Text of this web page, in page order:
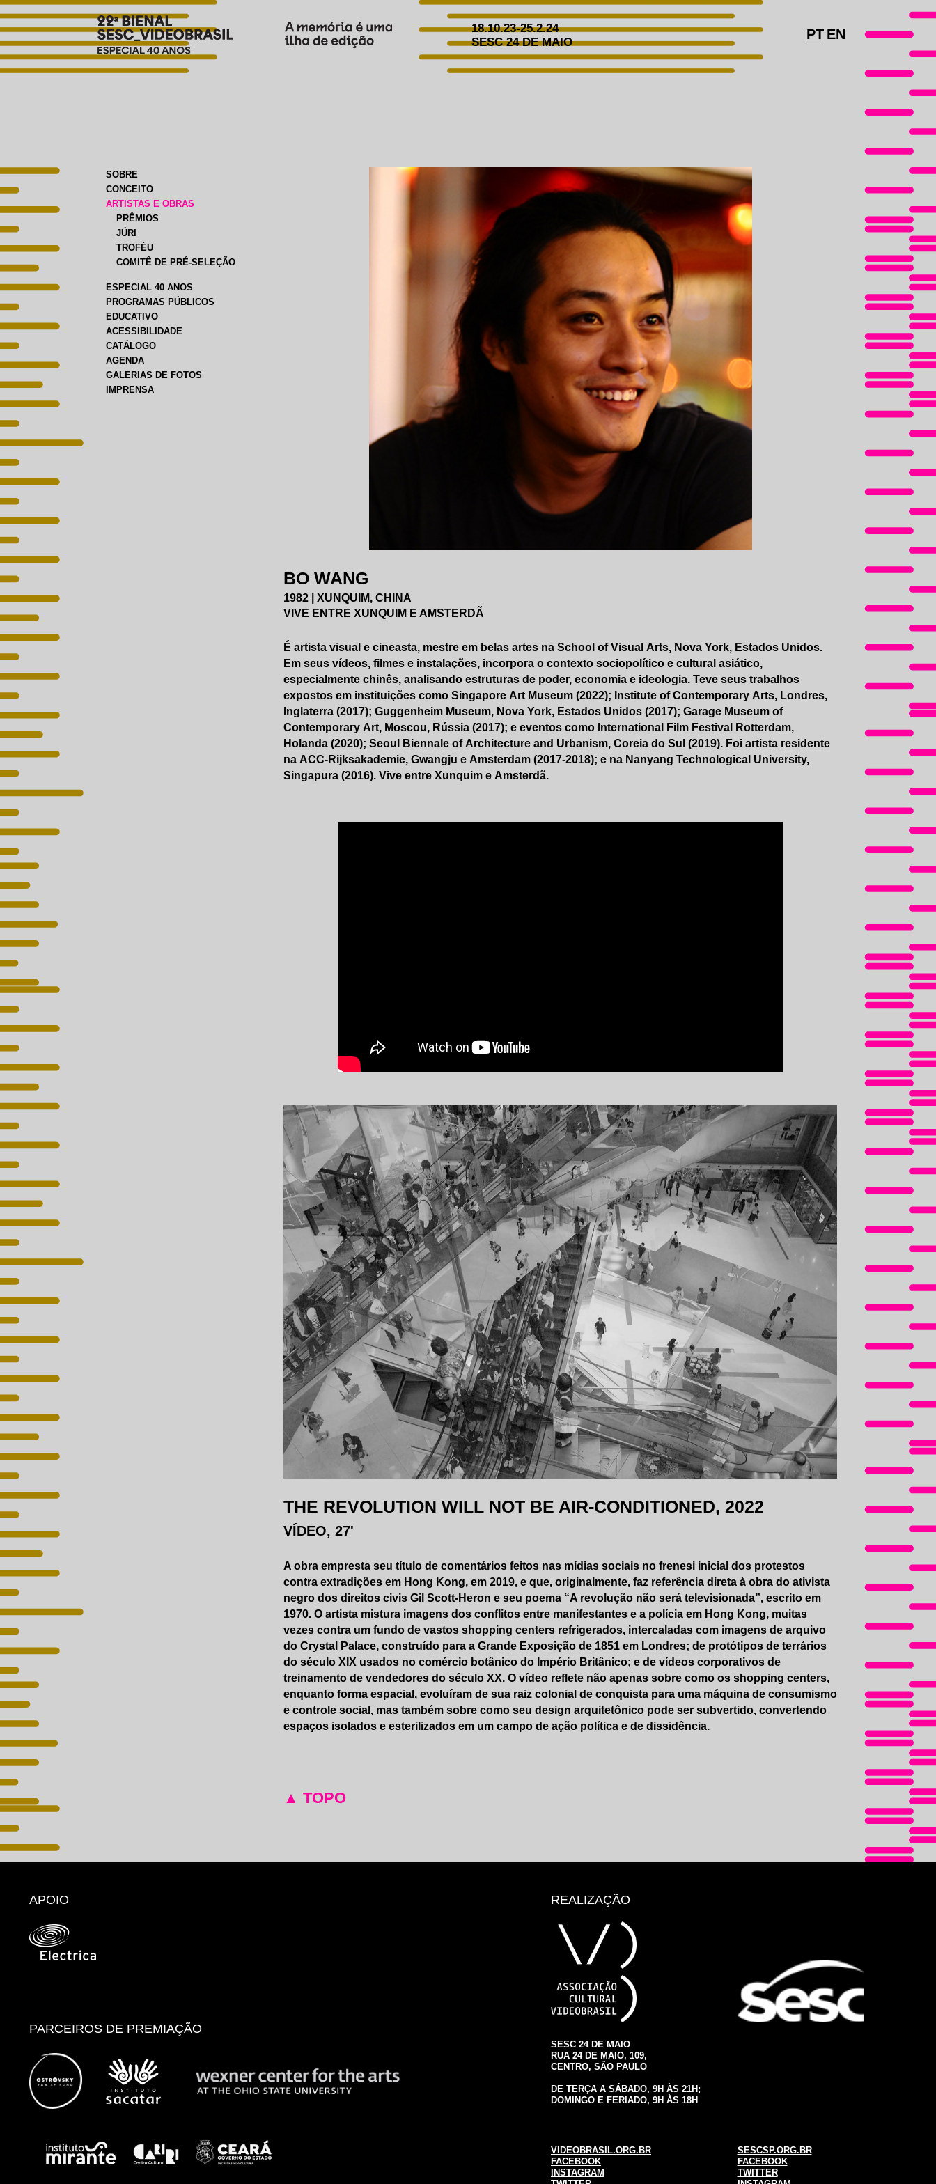
18.10.23-25.2.24
SESC 24 DE MAIO
PT EN
SOBRE
CONCEITO
ARTISTAS E OBRAS
PRÊMIOS
JÚRI
TROFÉU
COMITÊ DE PRÉ-SELEÇÃO
ESPECIAL 40 ANOS
PROGRAMAS PÚBLICOS
EDUCATIVO
ACESSIBILIDADE
CATÁLOGO
AGENDA
GALERIAS DE FOTOS
IMPRENSA
BO WANG
1982 | XUNQUIM, CHINA
VIVE ENTRE XUNQUIM E AMSTERDÃ
É artista visual e cineasta, mestre em belas artes na School of Visual Arts, Nova York, Estados Unidos.
Em seus vídeos, filmes e instalações, incorpora o contexto sociopolítico e cultural asiático,
especialmente chinês, analisando estruturas de poder, economia e ideologia. Teve seus trabalhos
expostos em instituições como Singapore Art Museum (2022); Institute of Contemporary Arts, Londres,
Inglaterra (2017); Guggenheim Museum, Nova York, Estados Unidos (2017); Garage Museum of
Contemporary Art, Moscou, Rússia (2017); e eventos como International Film Festival Rotterdam,
Holanda (2020); Seoul Biennale of Architecture and Urbanism, Coreia do Sul (2019). Foi artista residente
na ACC-Rijksakademie, Gwangju e Amsterdam (2017-2018); e na Nanyang Technological University,
Singapura (2016). Vive entre Xunquim e Amsterdã.
THE REVOLUTION WILL NOT BE AIR-CONDITIONED, 2022
VÍDEO, 27'
A obra empresta seu título de comentários feitos nas mídias sociais no frenesi inicial dos protestos
contra extradições em Hong Kong, em 2019, e que, originalmente, faz referência direta à obra do ativista
negro dos direitos civis Gil Scott-Heron e seu poema “A revolução não será televisionada”, escrito em
1970. O artista mistura imagens dos conflitos entre manifestantes e a polícia em Hong Kong, muitas
vezes contra um fundo de vastos shopping centers refrigerados, intercaladas com imagens de arquivo
do Crystal Palace, construído para a Grande Exposição de 1851 em Londres; de protótipos de terrários
do século XIX usados no comércio botânico do Império Britânico; e de vídeos corporativos de
treinamento de vendedores do século XX. O vídeo reflete não apenas sobre como os shopping centers,
enquanto forma espacial, evoluíram de sua raiz colonial de conquista para uma máquina de consumismo
e controle social, mas também sobre como seu design arquitetônico pode ser subvertido, convertendo
espaços isolados e esterilizados em um campo de ação política e de dissidência.
▲ TOPO
APOIO
PARCEIROS DE PREMIAÇÃO
REALIZAÇÃO
SESC 24 DE MAIO
RUA 24 DE MAIO, 109,
CENTRO, SÃO PAULO
DE TERÇA A SÁBADO, 9H ÀS 21H;
DOMINGO E FERIADO, 9H ÀS 18H
VIDEOBRASIL.ORG.BR
FACEBOOK
INSTAGRAM
SESCSP.ORG.BR
FACEBOOK
TWITTER